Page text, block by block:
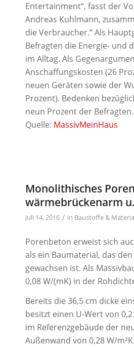
Entertainment“, fasst der
Andreas Kuhlmann,
die Verbraucher.“ Als
Befragten die Energie- und
im Alltag. Als
Anschaffungskosten (26
neuen Geräten sowie der
Prozent). Bedenken
neun Prozent der Befragten.
Quelle: MassivMeinHaus
Monolithisches
wärmebrückenarm
Juli 14, 2016 / in Baustoffe &
Porenbeton erweist sich
als ein Baumaterial, das
gewachsen ist. Als
0,08 W/(mK) in der
Bereits die 36,5 cm dicke
besitzt einen U-Wert von
im Referenzgebäude der
Außenwand von 0,28 W/m²K.